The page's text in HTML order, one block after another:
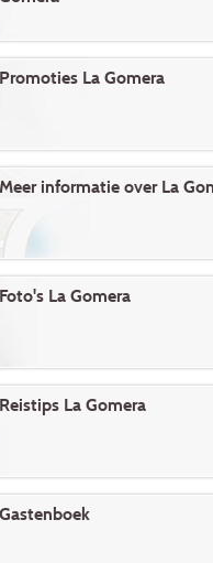
Promoties La Gomera
Meer informatie over La
Foto's La Gomera
Reistips La Gomera
Gastenboek